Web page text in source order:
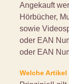
Angekauft
Hörbücher,
sowie
oder EAN
oder EAN
Welche